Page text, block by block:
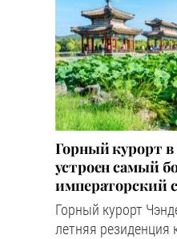
Горный курорт в
устроен самый
императорский
Горный курорт
летняя резиденция